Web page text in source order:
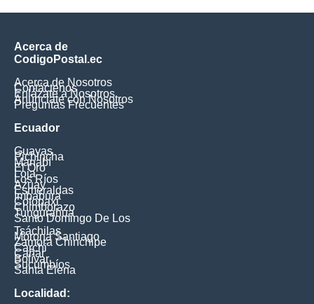
Acerca de
CodigoPostal.ec
Acerca de Nosotros
Contáctenos
Enlázate a Nosotros
Anúnciate con Nosotros
Preguntas Frecuentes
Ecuador
Guayas
Pichincha
Manabí
El Oro
Loja
Los Ríos
Azuay
Esmeraldas
Imbabura
Cotopaxi
Chimborazo
Tungurahua
Santo Domingo De Los
Tsáchilas
Morona Santiago
Zamora Chinchipe
Carchi
Cañar
Bolívar
Sucumbíos
Santa Elena
Localidad: